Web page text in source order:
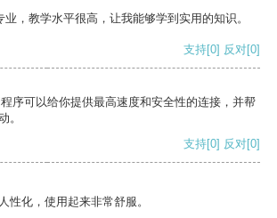
，教学水平很高，让我能够学到实用的知识。
支持[0] 反对[0]
序可以给你提供最高速度和安全性的连接，并帮
。
支持[0] 反对[0]
性化，使用起来非常舒服。